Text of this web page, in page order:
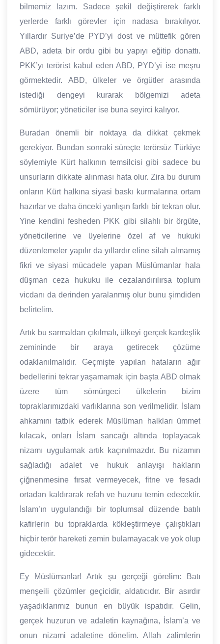
bilmemiz lazım. Sadece şekil değiştirerek farklı
yerlerde farklı görevler için nadasa bırakılıyor.
Yıllardır Suriye’de PYD’yi dost ve müttefik gören
ABD, adeta bir ordu gibi bu yapıyı eğitip donattı.
PKK’yı terörist kabul eden ABD, PYD’yi ise meşru
görmektedir. ABD, ülkeler ve örgütler arasında
istediği dengeyi kurarak bölgemizi adeta
sömürüyor; yöneticiler ise buna seyirci kalıyor.
Buradan önemli bir noktaya da dikkat çekmek
gerekiyor. Bundan sonraki süreçte terörsüz Türkiye
söylemiyle Kürt halkının temsilcisi gibi sadece bu
unsurların dikkate alınması hata olur. Zira bu durum
onların Kürt halkına siyasi baskı kurmalarına ortam
hazırlar ve daha önceki yanlışın farklı bir tekrarı olur.
Yine kendini fesheden PKK gibi silahlı bir örgüte,
yöneticilerine ve üyelerine özel af ve hukuki
düzenlemeler yapılır da yıllardır eline silah almamış
fikri ve siyasi mücadele yapan Müslümanlar hala
düşman ceza hukuku ile cezalandırılırsa toplum
vicdanı da derinden yaralanmış olur bunu şimdiden
belirtelim.
Artık bu sarmaldan çıkılmalı, ülkeyi gerçek kardeşlik
zemininde bir araya getirecek çözüme
odaklanılmalıdır. Geçmişte yapılan hataların ağır
bedellerini tekrar yaşamamak için başta ABD olmak
üzere tüm sömürgeci ülkelerin bizim
topraklarımızdaki varlıklarına son verilmelidir. İslam
ahkamını tatbik ederek Müslüman halkları ümmet
kılacak, onları İslam sancağı altında toplayacak
nizamı uygulamak artık kaçınılmazdır. Bu nizamın
sağladığı adalet ve hukuk anlayışı hakların
çiğnenmesine fırsat vermeyecek, fitne ve fesadı
ortadan kaldırarak refah ve huzuru temin edecektir.
İslam’ın uygulandığı bir toplumsal düzende batılı
kafirlerin bu topraklarda kökleştirmeye çalıştıkları
hiçbir terör hareketi zemin bulamayacak ve yok olup
gidecektir.
Ey Müslümanlar! Artık şu gerçeği görelim: Batı
menşeili çözümler geçicidir, aldatıcıdır. Bir asırdır
yaşadıklarımız bunun en büyük ispatıdır. Gelin,
gerçek huzurun ve adaletin kaynağına, İslam’a ve
onun nizami adaletine dönelim. Allah zalimlerin